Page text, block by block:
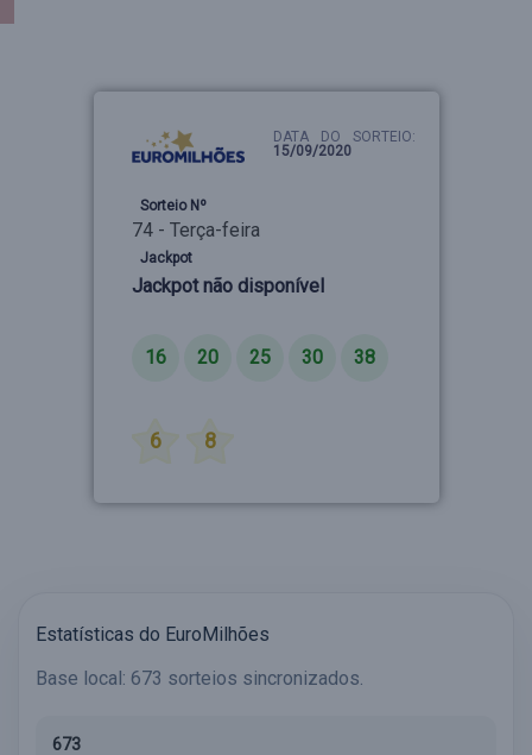
DATA DO SORTEIO:
15/09/2020
Sorteio Nº
74 - Terça-feira
Jackpot
Jackpot não disponível
16 20 25 30 38
6 8
Estatísticas do EuroMilhões
Base local: 673 sorteios sincronizados.
673